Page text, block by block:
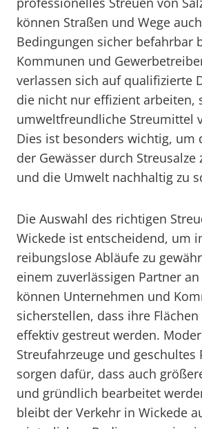
können Straßen und Wege
Bedingungen sicher befahrbar
Kommunen und
verlassen sich auf qualifizierte
die nicht nur effizient arbeiten,
umweltfreundliche Streumittel
Dies ist besonders wichtig, um
der Gewässer durch Streusalze
und die Umwelt nachhaltig zu
Die Auswahl des richtigen
Wickede ist entscheidend, um
reibungslose Abläufe zu
einem zuverlässigen Partner
können Unternehmen und
sicherstellen, dass ihre
effektiv gestreut werden.
Streufahrzeuge und geschultes
sorgen dafür, dass auch
und gründlich bearbeitet
bleibt der Verkehr in Wickede